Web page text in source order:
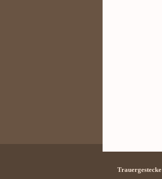
Trauergestecke